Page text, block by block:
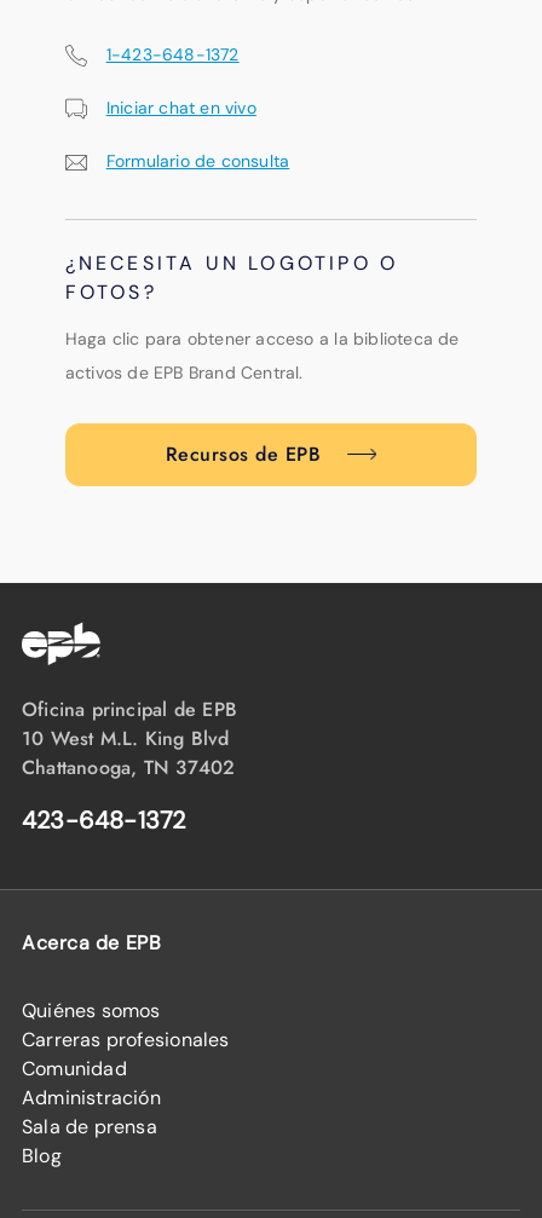
1-423-648-1372
Iniciar chat en vivo
Formulario de consulta
¿NECESITA UN LOGOTIPO O
FOTOS?
Haga clic para obtener acceso a la biblioteca de
activos de EPB Brand Central.
Recursos de EPB
Oficina principal de EPB
10 West M.L. King Blvd
Chattanooga, TN 37402
423-648-1372
Acerca de EPB
Quiénes somos
Carreras profesionales
Comunidad
Administración
Sala de prensa
Blog